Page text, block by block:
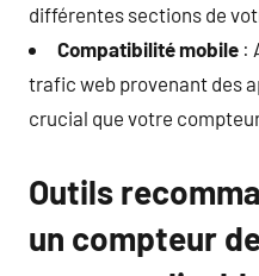
différentes sections de
Compatibilité mobile :
trafic web provenant des
crucial que votre
Outils
un compteur